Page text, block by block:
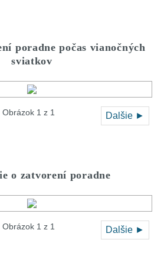
poradne počas vianočných
sviatkov
Dalšie ►
Obrázok 1 z 1
o zatvorení poradne
Dalšie ►
Obrázok 1 z 1